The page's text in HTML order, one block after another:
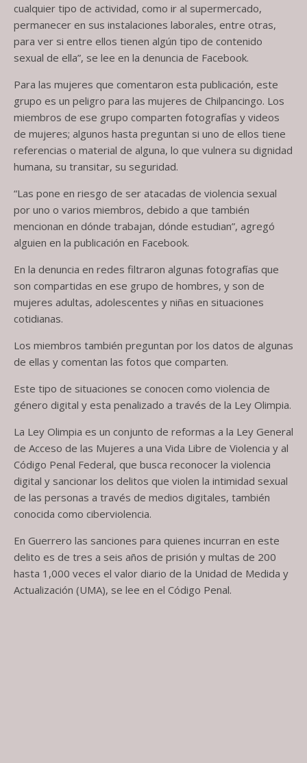
cualquier tipo de actividad, como ir al supermercado,
permanecer en sus instalaciones laborales, entre otras,
para ver si entre ellos tienen algún tipo de contenido
sexual de ella”, se lee en la denuncia de Facebook.
Para las mujeres que comentaron esta publicación, este
grupo es un peligro para las mujeres de Chilpancingo. Los
miembros de ese grupo comparten fotografías y videos
de mujeres; algunos hasta preguntan si uno de ellos tiene
referencias o material de alguna, lo que vulnera su dignidad
humana, su transitar, su seguridad.
“Las pone en riesgo de ser atacadas de violencia sexual
por uno o varios miembros, debido a que también
mencionan en dónde trabajan, dónde estudian”, agregó
alguien en la publicación en Facebook.
En la denuncia en redes filtraron algunas fotografías que
son compartidas en ese grupo de hombres, y son de
mujeres adultas, adolescentes y niñas en situaciones
cotidianas.
Los miembros también preguntan por los datos de algunas
de ellas y comentan las fotos que comparten.
Este tipo de situaciones se conocen como violencia de
género digital y esta penalizado a través de la Ley Olimpia.
La Ley Olimpia es un conjunto de reformas a la Ley General
de Acceso de las Mujeres a una Vida Libre de Violencia y al
Código Penal Federal, que busca reconocer la violencia
digital y sancionar los delitos que violen la intimidad sexual
de las personas a través de medios digitales, también
conocida como ciberviolencia.
En Guerrero las sanciones para quienes incurran en este
delito es de tres a seis años de prisión y multas de 200
hasta 1,000 veces el valor diario de la Unidad de Medida y
Actualización (UMA), se lee en el Código Penal.